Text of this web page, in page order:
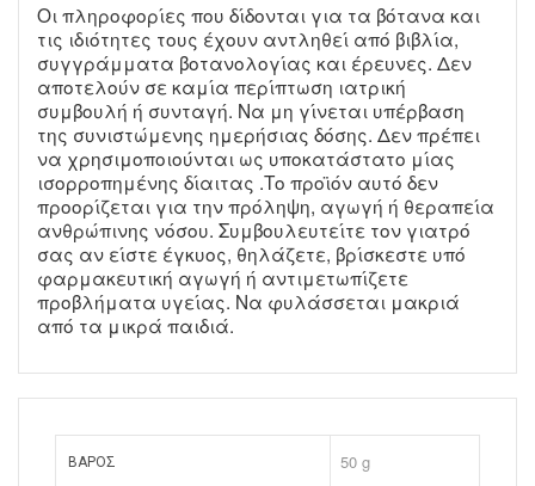
Οι πληροφορίες που δίδονται για τα βότανα και
τις ιδιότητες τους έχουν αντληθεί από βιβλία,
συγγράμματα βοτανολογίας και έρευνες. Δεν
αποτελούν σε καμία περίπτωση ιατρική
συμβουλή ή συνταγή. Να μη γίνεται υπέρβαση
της συνιστώμενης ημερήσιας δόσης. Δεν πρέπει
να χρησιμοποιούνται ως υποκατάστατο μίας
ισορροπημένης δίαιτας .Το προϊόν αυτό δεν
προορίζεται για την πρόληψη, αγωγή ή θεραπεία
ανθρώπινης νόσου. Συμβουλευτείτε τον γιατρό
σας αν είστε έγκυος, θηλάζετε, βρίσκεστε υπό
φαρμακευτική αγωγή ή αντιμετωπίζετε
προβλήματα υγείας. Να φυλάσσεται μακριά
από τα μικρά παιδιά.
ΒΆΡΟΣ 50 g